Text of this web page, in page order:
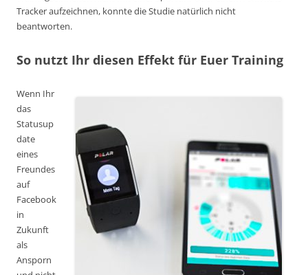
Tracker aufzeichnen, konnte die Studie natürlich nicht
beantworten.
So nutzt Ihr diesen Effekt für Euer Training
Wenn Ihr
das
Statusup
date
eines
Freundes
auf
Facebook
in
Zukunft
als
Ansporn